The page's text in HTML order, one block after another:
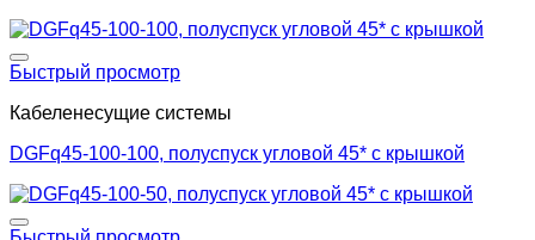
Быстрый просмотр
Кабеленесущие системы
DGFq45-100-100, полуспуск угловой 45* с крышкой